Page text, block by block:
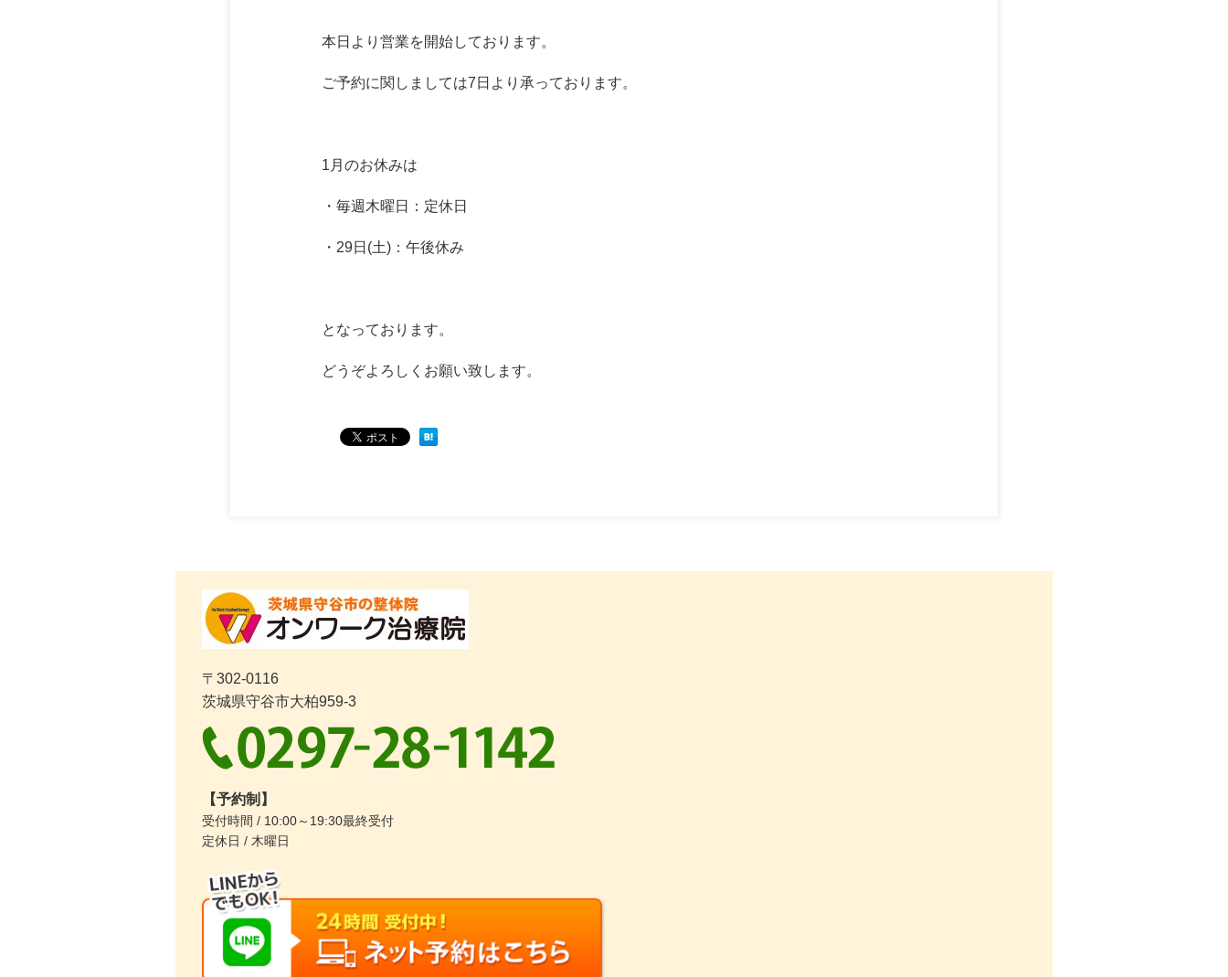
本日より営業を開始しております。
ご予約に関しましては7日より承っております。
1月のお休みは
・毎週木曜日：定休日
・29日(土)：午後休み
となっております。
どうぞよろしくお願い致します。
〒302-0116
茨城県守谷市大柏959-3
【予約制】
受付時間 / 10:00～19:30最終受付
定休日 / 木曜日